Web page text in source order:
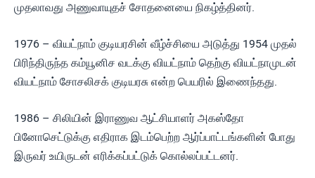
முதலாவது அணுவாயுதச் சோதனையை நிகழ்த்தினர்.
1976 – வியட்நாம் குடியரசின் வீழ்ச்சியை அடுத்து 1954 முதல்
பிரிந்திருந்த கம்யூனிச வடக்கு வியட்நாம் தெற்கு வியட்நாமுடன்
வியட்நாம் சோசலிசக் குடியரசு என்ற பெயரில் இணைந்தது.
1986 – சிலியின் இராணுவ ஆட்சியாளர் அகஸ்தோ
பினோசெட்டுக்கு எதிராக இடம்பெற்ற ஆர்ப்பாட்டங்களின் போது
இருவர் உயிருடன் எரிக்கப்பட்டுக் கொல்லப்பட்டனர்.